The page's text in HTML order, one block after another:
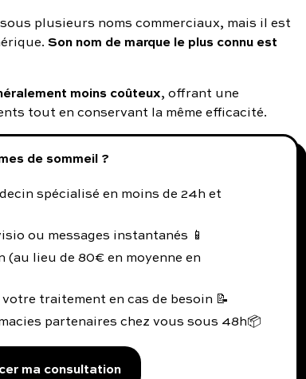
plusieurs noms commerciaux, mais il est
Son nom de marque le plus connu est
moins coûteux, offrant une
tout en conservant la même efficacité.
de sommeil ?
spécialisé en moins de 24h et
ou messages instantanés 📱
lieu de 80€ en moyenne en
traitement en cas de besoin 📝
partenaires chez vous sous 48h📦
ma consultation